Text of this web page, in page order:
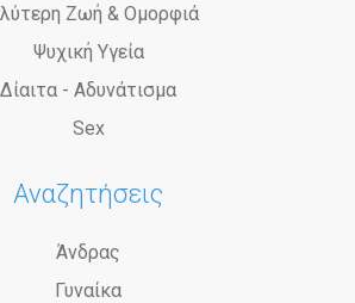
Ζωή & Ομορφιά
Ψυχική Υγεία
Δίαιτα - Αδυνάτισμα
Sex
Αναζητήσεις
Άνδρας
Γυναίκα